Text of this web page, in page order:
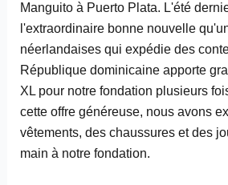
Manguito à Puerto Plata. L'été
l'extraordinaire bonne nouvelle
néerlandaises qui expédie des
République dominicaine apporte
XL pour notre fondation plusieurs
cette offre généreuse, nous avons
vêtements, des chaussures et des
main à notre fondation.